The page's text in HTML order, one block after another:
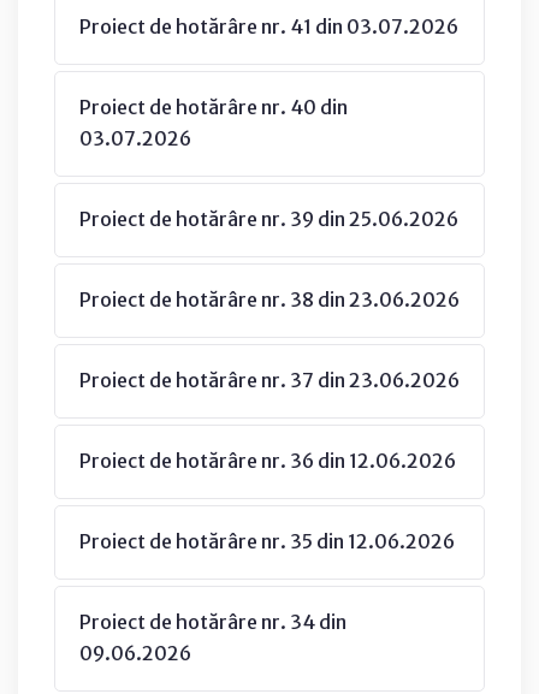
Proiect de hotărâre nr. 41 din 03.07.2026
Proiect de hotărâre nr. 40 din
03.07.2026
Proiect de hotărâre nr. 39 din 25.06.2026
Proiect de hotărâre nr. 38 din 23.06.2026
Proiect de hotărâre nr. 37 din 23.06.2026
Proiect de hotărâre nr. 36 din 12.06.2026
Proiect de hotărâre nr. 35 din 12.06.2026
Proiect de hotărâre nr. 34 din
09.06.2026